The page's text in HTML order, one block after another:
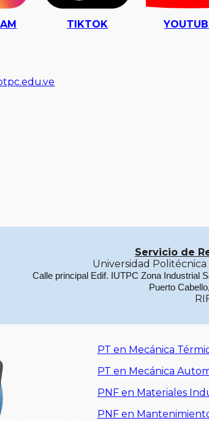
TIKTOK
Servicio de
Universidad
Calle principal Edif. IUTPC Zona Industrial
Puerto
PT en Mecánica
PT en Mecánica
PNF en Materiales
PNF en